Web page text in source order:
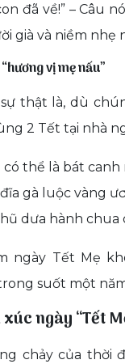
đã về!” –
già và niềm nhẹ
vị mẹ nấu”
thật là, dù
2 Tết tại nhà
có thể là bát
đĩa gà luộc vàng
hũ dưa hành chua
ngày Tết Mẹ
suốt một
ngày “Tết
chảy của thời